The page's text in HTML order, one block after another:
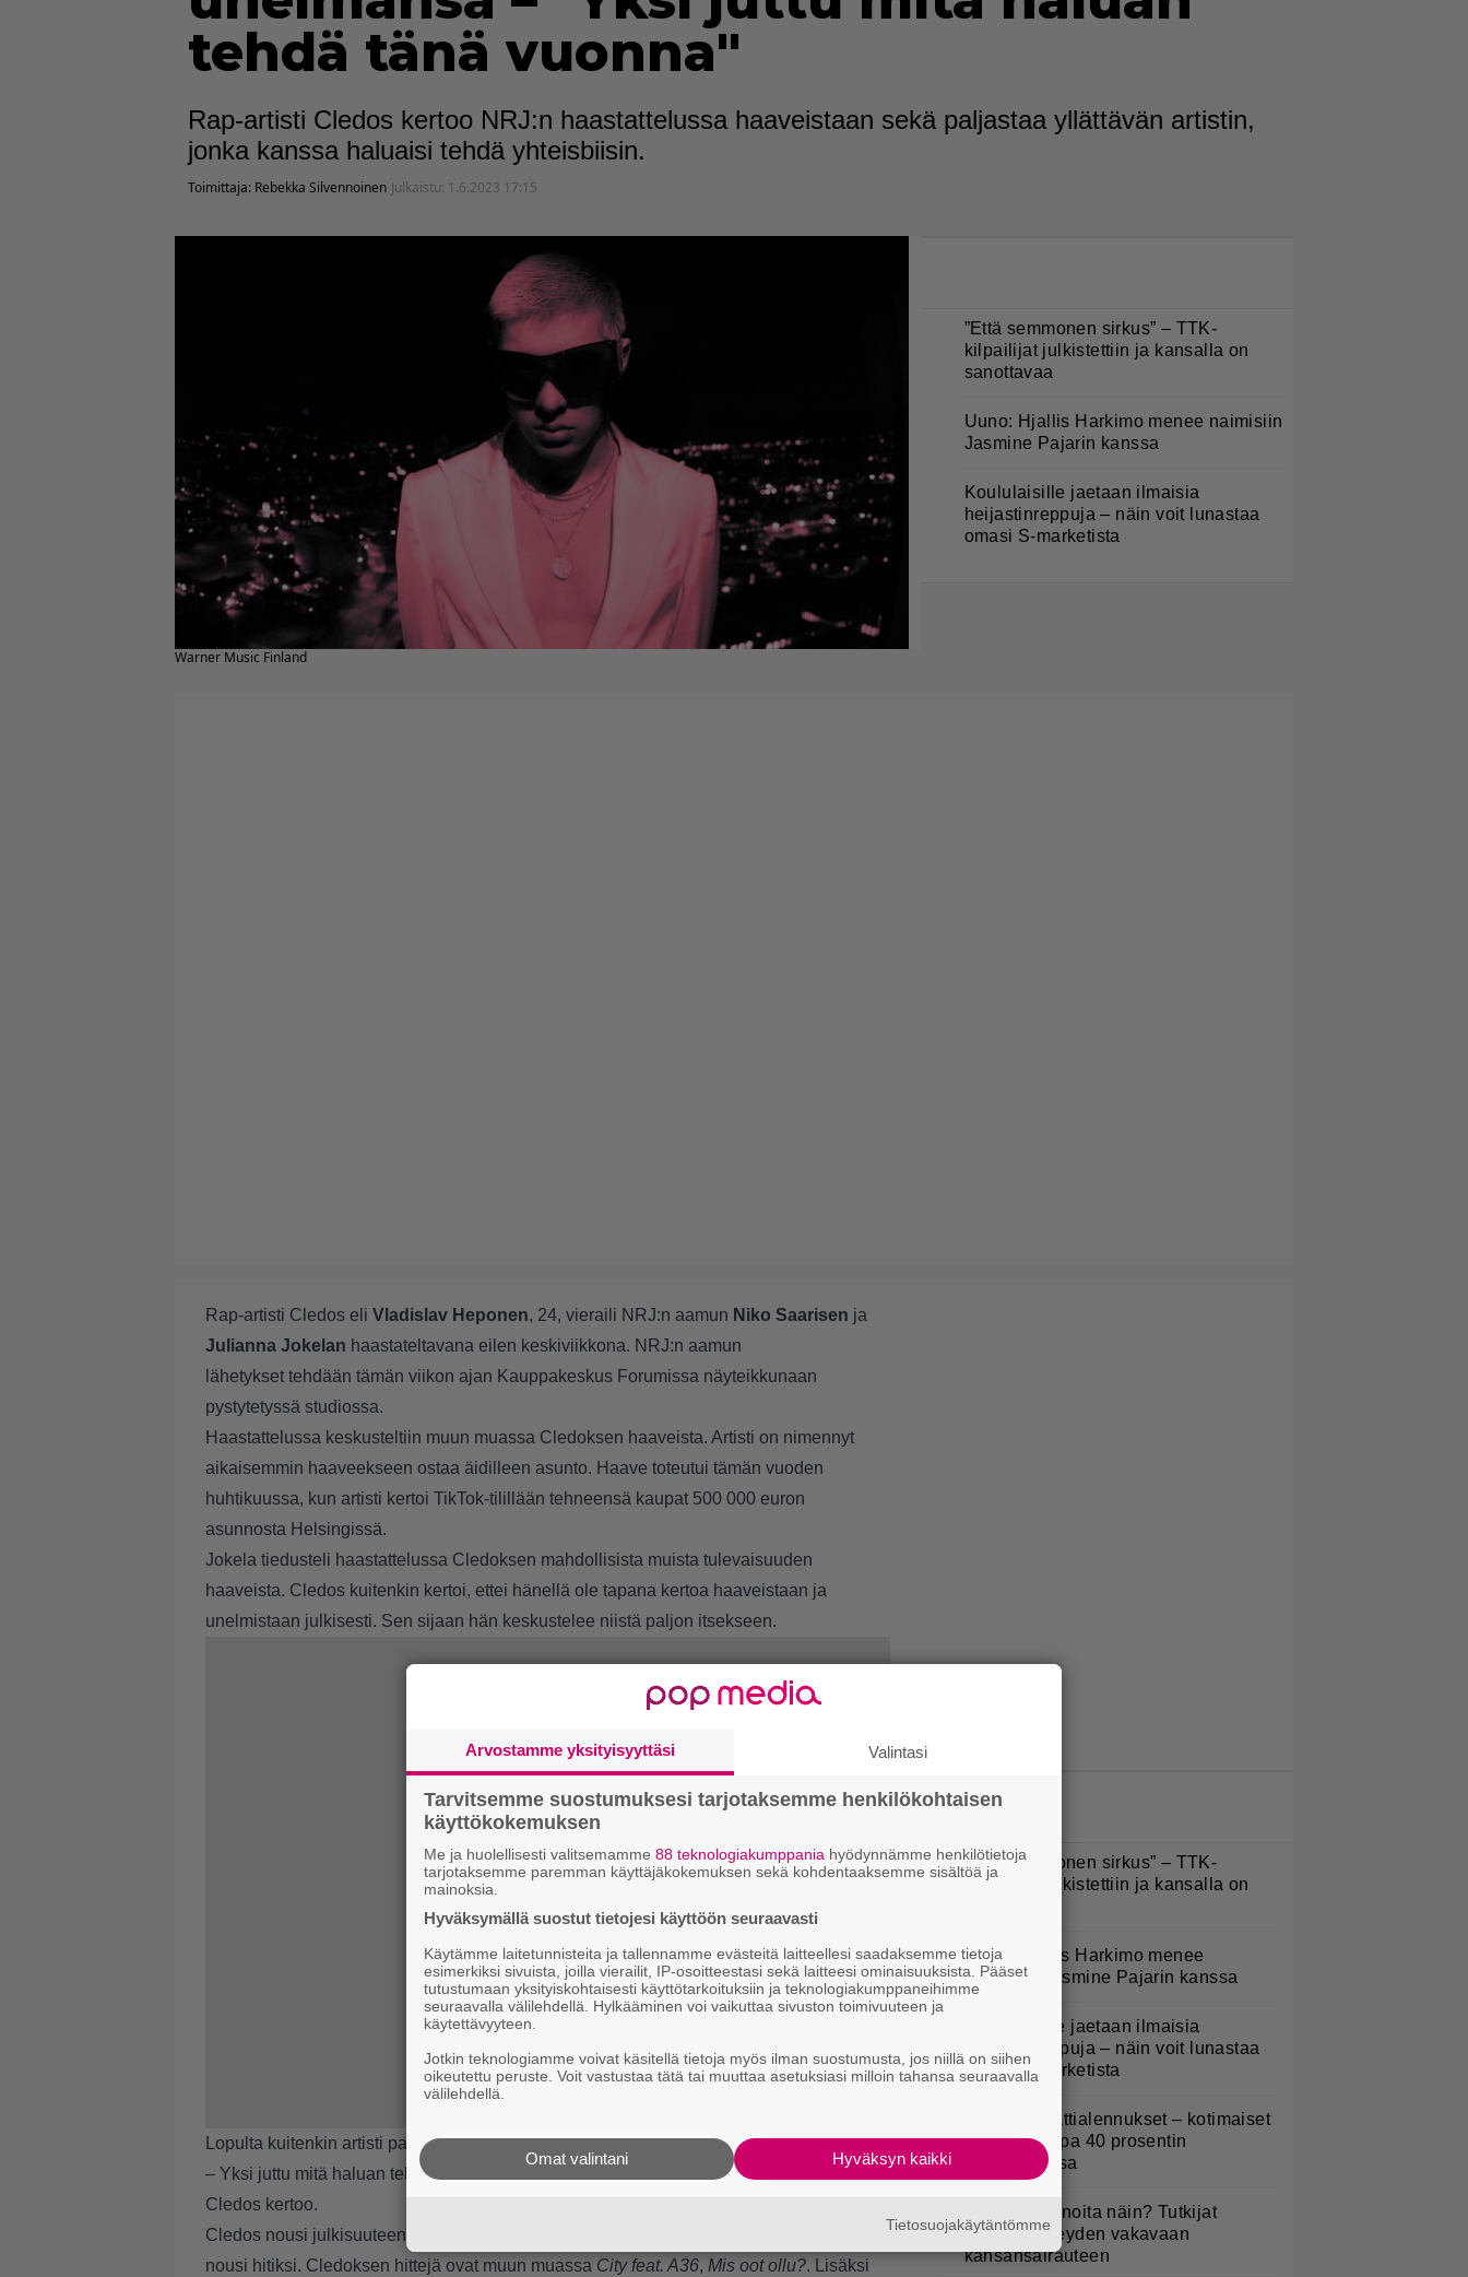
tehdä tänä vuonna"
Rap-artisti Cledos kertoo NRJ:n haastattelussa haaveistaan sekä paljastaa yllättävän artistin,
jonka kanssa haluaisi tehdä yhteisbiisin.
Toimittaja: Rebekka Silvennoinen Julkaistu: 1.6.2023 17:15
Warner Music Finland
”Että semmonen sirkus” – TTK-
kilpailijat julkistettiin ja kansalla on
sanottavaa
Uuno: Hjallis Harkimo menee naimisiin
Jasmine Pajarin kanssa
Koululaisille jaetaan ilmaisia
heijastinreppuja – näin voit lunastaa
omasi S-marketista
Rap-artisti Cledos eli Vladislav Heponen, 24, vieraili NRJ:n aamun Niko Saarisen ja
Julianna Jokelan haastateltavana eilen keskiviikkona. NRJ:n aamun
lähetykset tehdään tämän viikon ajan Kauppakeskus Forumissa näyteikkunaan
pystytetyssä studiossa.
Haastattelussa keskusteltiin muun muassa Cledoksen haaveista. Artisti on nimennyt
aikaisemmin haaveekseen ostaa äidilleen asunto. Haave toteutui tämän vuoden
huhtikuussa, kun artisti kertoi TikTok-tilillään tehneensä kaupat 500 000 euron
asunnosta Helsingissä.
Jokela tiedusteli haastattelussa Cledoksen mahdollisista muista tulevaisuuden
haaveista. Cledos kuitenkin kertoi, ettei hänellä ole tapana kertoa haaveistaan ja
unelmistaan julkisesti. Sen sijaan hän keskustelee niistä paljon itsekseen.
Lopulta kuitenkin artisti paljastaa jotakin suurta tälle vuodelle.
– Yksi juttu mitä haluan tehdä tänä vuonna on mahdollisesti avata oma levy-yhtiö,
Cledos kertoo.
Cledos nousi julkisuuteen vuonna 2017, kun hänen omakustanne depyyttisingle
nousi hitiksi. Cledoksen hittejä ovat muun muassa City feat. A36, Mis oot ollu?. Lisäksi
1. ”Että semmonen sirkus” – TTK-
kilpailijat julkistettiin ja kansalla on
2. Uuno: Hjallis Harkimo menee
naimisiin Jasmine Pajarin kanssa
Koululaisille jaetaan ilmaisia
heijastinreppuja – näin voit lunastaa
omasi S-marketista
Lidl aloitti jättialennukset – kotimaiset
kasvikset jopa 40 prosentin
alennuksessa
5.
Syötkö perunoita näin? Tutkijat
löysivät yhteyden vakavaan
kansansairauteen
Arvostamme yksityisyyttäsi Valintasi
Tarvitsemme suostumuksesi tarjotaksemme henkilökohtaisen
käyttökokemuksen
Me ja huolellisesti valitsemamme 88 teknologiakumppania hyödynnämme henkilötietoja
tarjotaksemme paremman käyttäjäkokemuksen sekä kohdentaaksemme sisältöä ja
mainoksia.
Hyväksymällä suostut tietojesi käyttöön seuraavasti
Käytämme laitetunnisteita ja tallennamme evästeitä laitteellesi saadaksemme tietoja
esimerkiksi sivuista, joilla vierailit, IP-osoitteestasi sekä laitteesi ominaisuuksista. Pääset
tutustumaan yksityiskohtaisesti käyttötarkoituksiin ja teknologiakumppaneihimme
seuraavalla välilehdellä. Hylkääminen voi vaikuttaa sivuston toimivuuteen ja
käytettävyyteen.
Jotkin teknologiamme voivat käsitellä tietoja myös ilman suostumusta, jos niillä on siihen
oikeutettu peruste. Voit vastustaa tätä tai muuttaa asetuksiasi milloin tahansa seuraavalla
välilehdellä.
Hyväksyn kaikki
Omat valintani
Tietosuojakäytäntömme